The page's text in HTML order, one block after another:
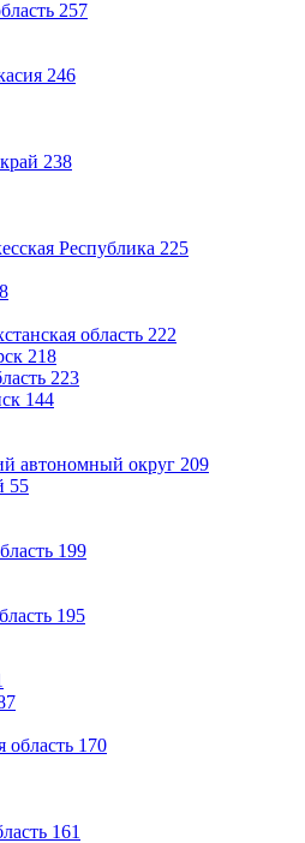
257
246
238
Республика 225
область 222
218
223
144
автономный округ 209
55
199
195
область 170
161